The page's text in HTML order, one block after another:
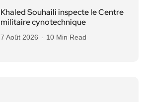
Khaled Souhaili inspecte le Centre
militaire cynotechnique
7 Août 2026 10 Min Read